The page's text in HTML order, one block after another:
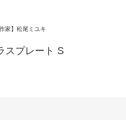
作家】松尾ミユキ
スプレート S